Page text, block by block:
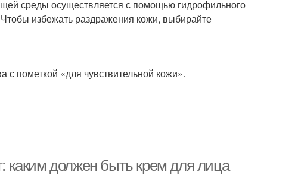
среды осуществляется с помощью гидрофильного
избежать раздражения кожи, выбирайте
с пометкой «для чувствительной кожи».
каким должен быть крем для лица